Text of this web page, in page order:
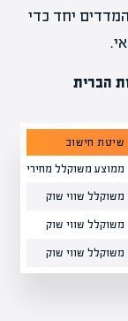
יחד כדי
הברית
שיטת חישוב
ממוצע משוקלל מחירים
משוקלל שווי שוק
משוקלל שווי שוק
משוקלל שווי שוק